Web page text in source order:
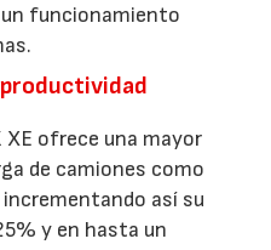
funcionamiento
ofrece una mayor
de camiones como
así su
y en hasta un